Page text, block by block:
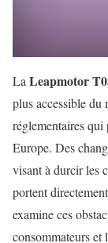
La Leapmotor
plus accessible du
réglementaires qui
Europe. Des
visant à durcir les
portent
examine ces
consommateurs et